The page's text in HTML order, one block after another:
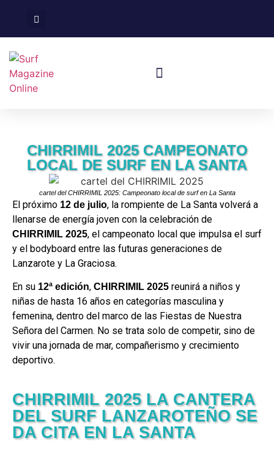
CHIRRIMIL 2025 CAMPEONATO
LOCAL DE SURF EN LA SANTA
cartel del CHIRRIMIL 2025: Campeonato local de surf en La Santa
El próximo 12 de julio, la rompiente de La Santa volverá a
llenarse de energía joven con la celebración de
CHIRRIMIL 2025, el campeonato local que impulsa el surf
y el bodyboard entre las futuras generaciones de
Lanzarote y La Graciosa.
En su 12ª edición, CHIRRIMIL 2025 reunirá a niños y
niñas de hasta 16 años en categorías masculina y
femenina, dentro del marco de las Fiestas de Nuestra
Señora del Carmen. No se trata solo de competir, sino de
vivir una jornada de mar, compañerismo y crecimiento
deportivo.
CHIRRIMIL 2025 LA CANTERA
DEL SURF LANZAROTEÑO SE
DA CITA EN LA SANTA